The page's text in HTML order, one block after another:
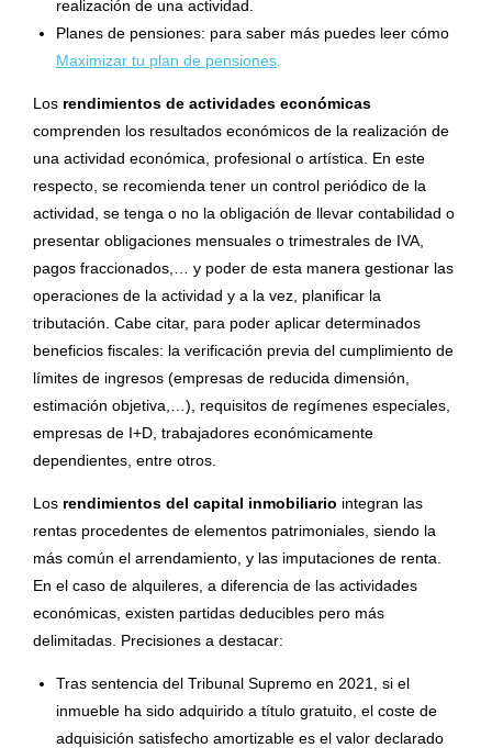
realización de una actividad.
Planes de pensiones: para saber más puedes leer cómo
Maximizar tu plan de pensiones.
Los rendimientos de actividades económicas
comprenden los resultados económicos de la realización de
una actividad económica, profesional o artística. En este
respecto, se recomienda tener un control periódico de la
actividad, se tenga o no la obligación de llevar contabilidad o
presentar obligaciones mensuales o trimestrales de IVA,
pagos fraccionados,… y poder de esta manera gestionar las
operaciones de la actividad y a la vez, planificar la
tributación. Cabe citar, para poder aplicar determinados
beneficios fiscales: la verificación previa del cumplimiento de
límites de ingresos (empresas de reducida dimensión,
estimación objetiva,…), requisitos de regímenes especiales,
empresas de I+D, trabajadores económicamente
dependientes, entre otros.
Los rendimientos del capital inmobiliario integran las
rentas procedentes de elementos patrimoniales, siendo la
más común el arrendamiento, y las imputaciones de renta.
En el caso de alquileres, a diferencia de las actividades
económicas, existen partidas deducibles pero más
delimitadas. Precisiones a destacar:
Tras sentencia del Tribunal Supremo en 2021, si el
inmueble ha sido adquirido a título gratuito, el coste de
adquisición satisfecho amortizable es el valor declarado